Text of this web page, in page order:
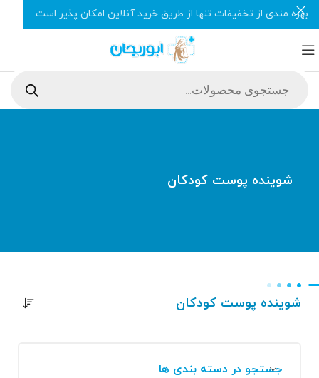
شوینده پوست کودکان
شوینده پوست کودکان
جستجو در دسته بندی ها
بهره مندی از تخفیفات تنها از طریق خرید آنلاین امکان پذیر است.